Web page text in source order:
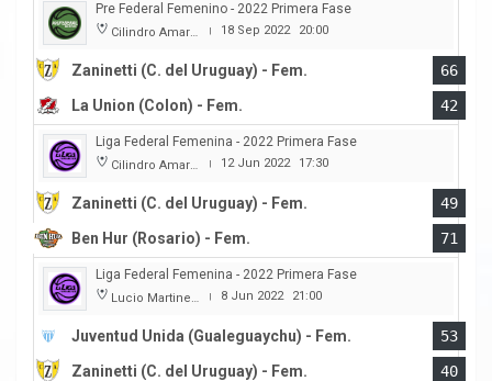
Pre Federal Femenino - 2022 Primera Fase
Cilindro Amarillo | 18 Sep 2022 20:00
Zaninetti (C. del Uruguay) - Fem.
66
La Union (Colon) - Fem.
42
Liga Federal Femenina - 2022 Primera Fase
Cilindro Amarillo | 12 Jun 2022 17:30
Zaninetti (C. del Uruguay) - Fem.
49
Ben Hur (Rosario) - Fem.
71
Liga Federal Femenina - 2022 Primera Fase
Lucio Martinez Garbino | 8 Jun 2022 21:00
Juventud Unida (Gualeguaychu) - Fem.
53
Zaninetti (C. del Uruguay) - Fem.
40